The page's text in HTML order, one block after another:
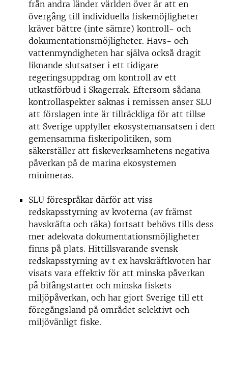
från andra länder världen över är att en
övergång till individuella fiskemöjligheter
kräver bättre (inte sämre) kontroll- och
dokumentationsmöjligheter. Havs- och
vattenmyndigheten har själva också dragit
liknande slutsatser i ett tidigare
regeringsuppdrag om kontroll av ett
utkastförbud i Skagerrak. Eftersom sådana
kontrollaspekter saknas i remissen anser SLU
att förslagen inte är tillräckliga för att tillse
att Sverige uppfyller ekosystemansatsen i den
gemensamma fiskeripolitiken, som
säkerställer att fiskeverksamhetens negativa
påverkan på de marina ekosystemen
minimeras.
SLU förespråkar därför att viss
redskapsstyrning av kvoterna (av främst
havskräfta och räka) fortsatt behövs tills dess
mer adekvata dokumentationsmöjligheter
finns på plats. Hittillsvarande svensk
redskapsstyrning av t ex havskräftkvoten har
visats vara effektiv för att minska påverkan
på bifångstarter och minska fiskets
miljöpåverkan, och har gjort Sverige till ett
föregångsland på området selektivt och
miljövänligt fiske.